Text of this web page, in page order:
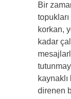
Bir
korkan,
kadar
direnen